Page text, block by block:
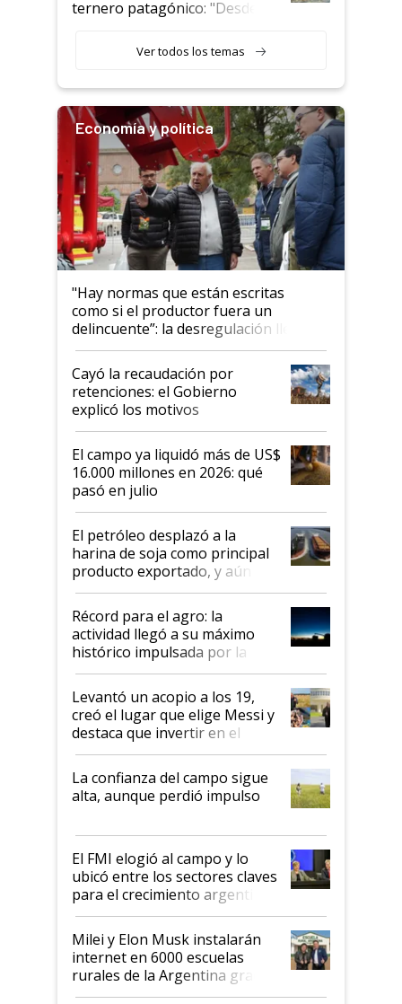
ternero patagónico: "Desde
llamar la atención"
Ver todos los temas
Economía y política
"Hay normas que están escritas
como si el productor fuera un
delincuente”: la desregulación llegó
al Congreso Aapresid y hasta se
habló del financiamiento al IPCVA
Cayó la recaudación por
retenciones: el Gobierno
explicó los motivos
El campo ya liquidó más de US$
16.000 millones en 2026: qué
pasó en julio
El petróleo desplazó a la
harina de soja como principal
producto exportado, y aún así
el agro aportó casi seis de cada
diez dólares y sostuvo el
liderazgo en un semestre
récord
Récord para el agro: la
actividad llegó a su máximo
histórico impulsada por la
cosecha y las exportaciones
Levantó un acopio a los 19,
creó el lugar que elige Messi y
destaca que invertir en el
kirchnerismo era como "darle
plata a un hijo para droga":
Juan Félix Rossetti, el libertario
que de una dura crisis salió
de Milei
La confianza del campo sigue
alta, aunque perdió impulso
El FMI elogió al campo y lo
ubicó entre los sectores claves
para el crecimiento argentino
Milei y Elon Musk instalarán
internet en 6000 escuelas
rurales de la Argentina gracias
a un acuerdo con Starlink